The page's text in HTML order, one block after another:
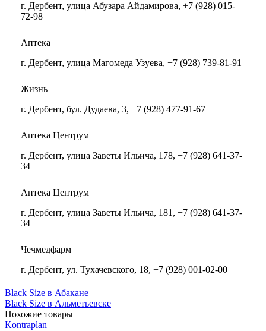
г. Дербент, улица Абузара Айдамирова, +7 (928) 015-
72-98
Аптека
г. Дербент, улица Магомеда Узуева, +7 (928) 739-81-91
Жизнь
г. Дербент, бул. Дудаева, 3, +7 (928) 477-91-67
Аптека Центрум
г. Дербент, улица Заветы Ильича, 178, +7 (928) 641-37-
34
Аптека Центрум
г. Дербент, улица Заветы Ильича, 181, +7 (928) 641-37-
34
Чечмедфарм
г. Дербент, ул. Тухачевского, 18, +7 (928) 001-02-00
Black Size в Абакане
Black Size в Альметьевске
Похожие товары
Kontraplan